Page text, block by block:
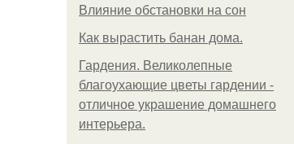
Влияние обстановки на сон
Как вырастить банан дома.
Гардения. Великолепные
благоухающие цветы гардении -
отличное украшение домашнего
интерьера.